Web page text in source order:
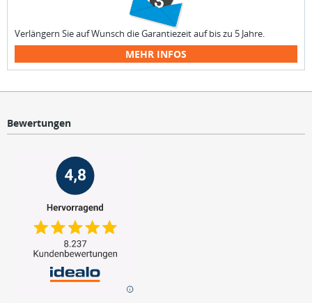
Verlängern Sie auf Wunsch die Garantiezeit auf bis zu 5 Jahre.
MEHR INFOS
Bewertungen